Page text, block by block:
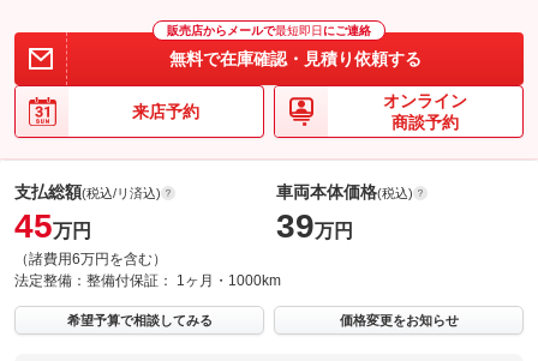
販売店からメールで最短即日 にご連絡
無料で在庫確認・見積り依頼する
来店予約
オンライン
商談予約
支払総額(税込/リ済込)
45万円
（諸費用6万円を含む）
車両本体価格(税込)
39万円
法定整備： 整備付保証： 1ヶ月・1000km
希望予算で相談してみる 価格変更をお知らせ